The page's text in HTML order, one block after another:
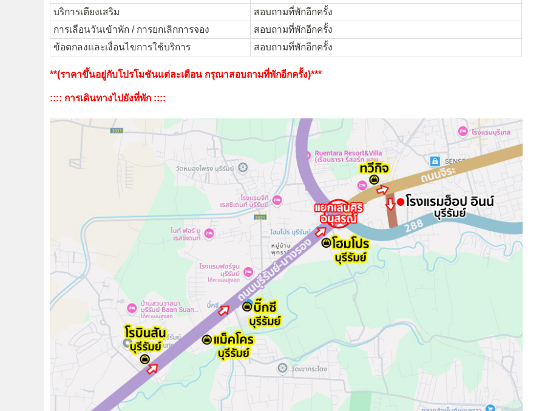
บริการเตียงเสริม
สอบถามที่พักอีกครั้ง
การเลือนวันเข้าพัก / การยกเลิกการจอง
สอบถามที่พักอีกครั้ง
ข้อตกลงและเงื่อนไขการใช้บริการ
สอบถามที่พักอีกครั้ง
**(ราคาขึ้นอยู่กับโปรโมชันแต่ละเดือน กรุณาสอบถามที่พักอีกครั้ง)***
:::: การเดินทางไปยังที่พัก ::::